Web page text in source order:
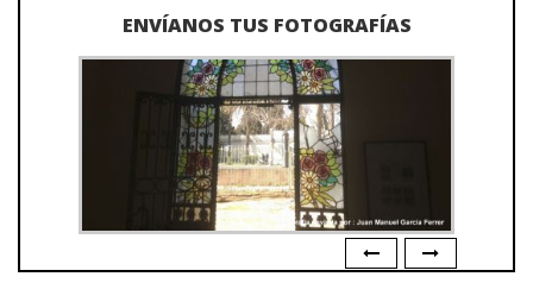
ENVÍANOS TUS FOTOGRAFÍAS